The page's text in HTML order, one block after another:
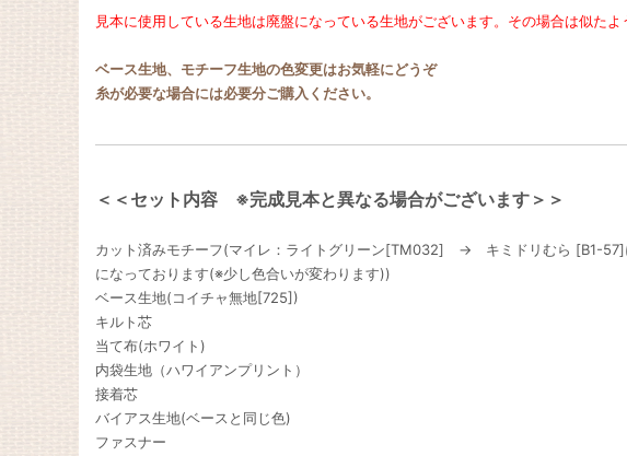
見本に使用している生地は廃盤になっている生地がございます。その場合は似たよ
ベース生地、モチーフ生地の色変更はお気軽にどうぞ
糸が必要な場合には必要分ご購入ください。
＜＜セット内容 ※完成見本と異なる場合がございます＞＞
カット済みモチーフ(マイレ：ライトグリーン[TM032] → キミドリむら [B1-57]
になっております(※少し色合いが変わります))
ベース生地(コイチャ無地[725])
キルト芯
当て布(ホワイト)
内袋生地（ハワイアンプリント）
接着芯
バイアス生地(ベースと同じ色)
ファスナー